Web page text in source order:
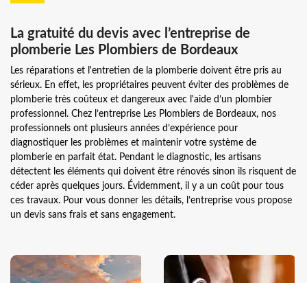
La gratuité du devis avec l’entreprise de
plomberie Les Plombiers de Bordeaux
Les réparations et l'entretien de la plomberie doivent être pris au
sérieux. En effet, les propriétaires peuvent éviter des problèmes de
plomberie très coûteux et dangereux avec l'aide d’un plombier
professionnel. Chez l’entreprise Les Plombiers de Bordeaux, nos
professionnels ont plusieurs années d’expérience pour
diagnostiquer les problèmes et maintenir votre système de
plomberie en parfait état. Pendant le diagnostic, les artisans
détectent les éléments qui doivent être rénovés sinon ils risquent de
céder après quelques jours. Évidemment, il y a un coût pour tous
ces travaux. Pour vous donner les détails, l’entreprise vous propose
un devis sans frais et sans engagement.